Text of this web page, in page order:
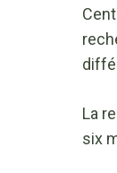
La
six